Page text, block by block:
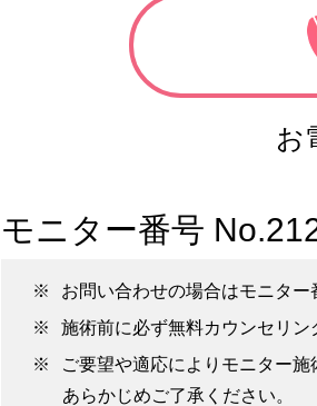
お
モニター番号 No.
お問い合わせの場合はモニター
施術前に必ず無料カウンセリン
ご要望や適応によりモニター施
あらかじめご了承ください。